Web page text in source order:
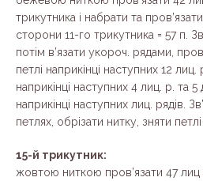
трикутника і набрати та
сторони 11-го трикутника = 57 п.
потім в’язати укороч. рядами,
петлі наприкінці наступних 12
наприкінці наступних 4 лиц. р. та
наприкінці наступних лиц. рядів.
петлях, обрізати нитку, зняти
15-й трикутник:
жовтою ниткою пров’язати 47 лиц